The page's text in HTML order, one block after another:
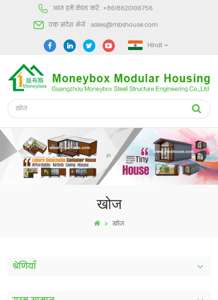
आज हमें कॅाल करें :+8618620106756
एक संदेश भेजें : sales@mbshouse.com
Hindi
खोज
खोज
श्रेणियाँ